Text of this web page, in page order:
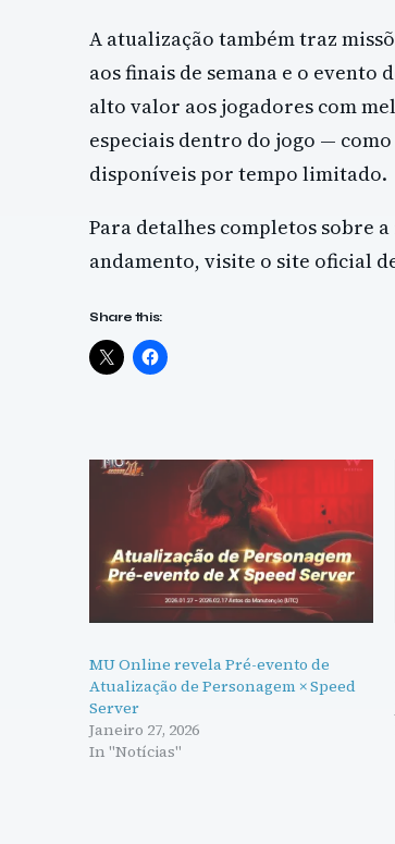
A atualização também traz
aos finais de semana e o
alto valor aos jogadores com
especiais dentro do jogo — como
disponíveis por tempo limitado.
Para detalhes completos sobre
andamento, visite o site oficial
Share this:
MU Online revela Pré-evento de
Atualização de Personagem × Speed
Server
Janeiro 27, 2026
In "Notícias"